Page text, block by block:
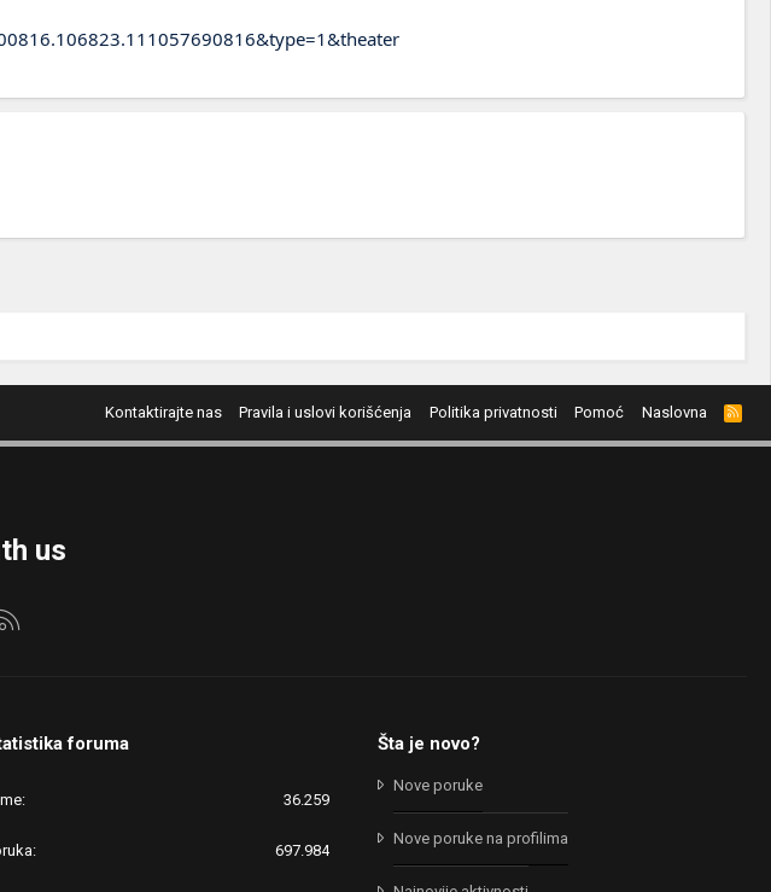
Kontaktirajte nas Pravila i uslovi korišćenja Politika privatnosti Pomoć Naslovna
R
S
S
us
nas
foruma
36.259
697.984
Šta je novo?
Nove poruke
Nove poruke na profilima